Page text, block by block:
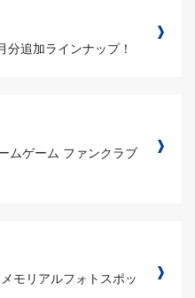
分追加ラインナップ！
ムゲーム ファンクラブ
モリアルフォトスポッ